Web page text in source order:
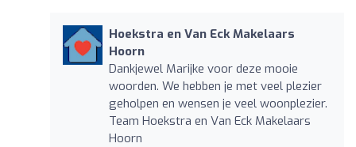
Hoekstra en Van Eck Makelaars
Hoorn
Dankjewel Marijke voor deze mooie
woorden. We hebben je met veel plezier
geholpen en wensen je veel woonplezier.
Team Hoekstra en Van Eck Makelaars
Hoorn